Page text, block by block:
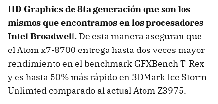
HD Graphics de 8ta generación que son los
mismos que encontramos en los procesadores
Intel Broadwell. De esta manera aseguran que
el Atom x7-8700 entrega hasta dos veces mayor
rendimiento en el benchmark GFXBench T-Rex
y es hasta 50% más rápido en 3DMark Ice Storm
Unlimted comparado al actual Atom Z3975.